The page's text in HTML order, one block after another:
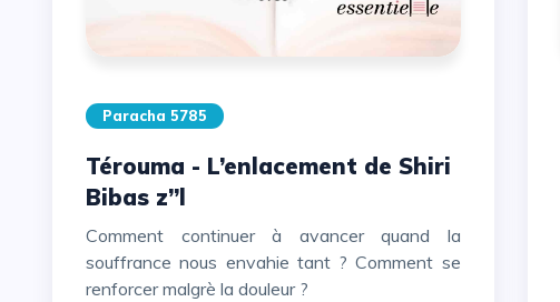
Paracha 5785
Térouma - L’enlacement de Shiri
Bibas z’’l
Comment continuer à avancer quand la
souffrance nous envahie tant ? Comment se
renforcer malgrè la douleur ?